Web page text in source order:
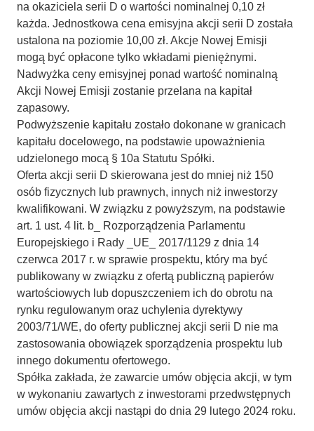
na okaziciela serii D o wartości nominalnej 0,10 zł
każda. Jednostkowa cena emisyjna akcji serii D została
ustalona na poziomie 10,00 zł. Akcje Nowej Emisji
mogą być opłacone tylko wkładami pieniężnymi.
Nadwyżka ceny emisyjnej ponad wartość nominalną
Akcji Nowej Emisji zostanie przelana na kapitał
zapasowy.
Podwyższenie kapitału zostało dokonane w granicach
kapitału docelowego, na podstawie upoważnienia
udzielonego mocą § 10a Statutu Spółki.
Oferta akcji serii D skierowana jest do mniej niż 150
osób fizycznych lub prawnych, innych niż inwestorzy
kwalifikowani. W związku z powyższym, na podstawie
art. 1 ust. 4 lit. b_ Rozporządzenia Parlamentu
Europejskiego i Rady _UE_ 2017/1129 z dnia 14
czerwca 2017 r. w sprawie prospektu, który ma być
publikowany w związku z ofertą publiczną papierów
wartościowych lub dopuszczeniem ich do obrotu na
rynku regulowanym oraz uchylenia dyrektywy
2003/71/WE, do oferty publicznej akcji serii D nie ma
zastosowania obowiązek sporządzenia prospektu lub
innego dokumentu ofertowego.
Spółka zakłada, że zawarcie umów objęcia akcji, w tym
w wykonaniu zawartych z inwestorami przedwstępnych
umów objęcia akcji nastąpi do dnia 29 lutego 2024 roku.